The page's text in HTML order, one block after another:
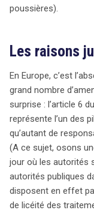
poussières).
Les raisons
En Europe, c’est
grand nombre
surprise : l’article 6
représente l’un des
qu’autant de
(A ce sujet, osons
jour où les autorités
autorités publiques
disposent en effet
de licéité des